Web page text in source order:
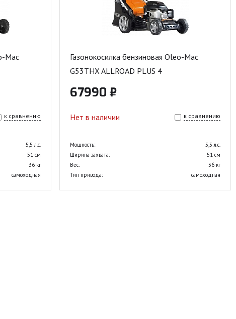
Mac
к сравнению
5,5 л.с.
51 см
36 кг
самоходная
Газонокосилка бензиновая Oleo-Mac
G53THX ALLROAD PLUS 4
67990 ₽
к сравнению
Нет в наличии
Мощность:
5,5 л.с.
Ширина захвата:
51 см
Вес:
36 кг
Тип привода:
самоходная